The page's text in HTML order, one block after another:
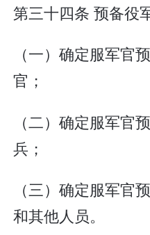
第三十四条 预备役
（一）确定服军官
官；
（二）确定服军官
兵；
（三）确定服军官
和其他人员。